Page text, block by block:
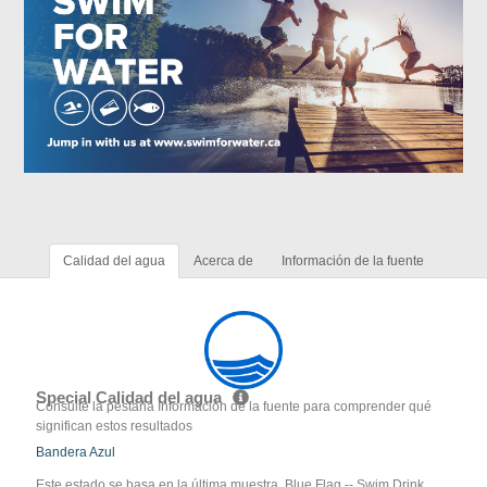
Calidad del agua Acerca de Información de la fuente
Special Calidad del agua
Consulte la pestaña Información de la fuente para comprender qué
significan estos resultados
Bandera Azul